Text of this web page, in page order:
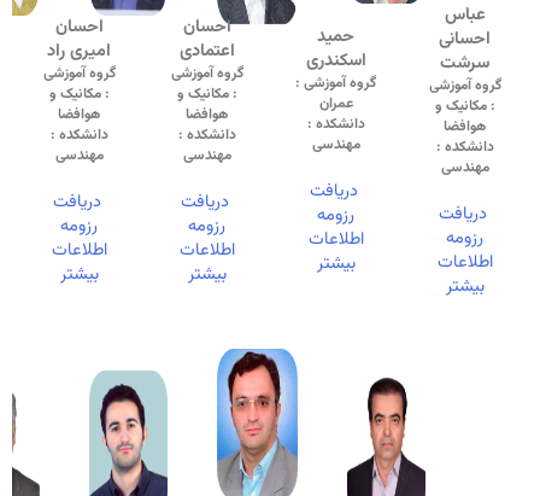
عباس
احسانی
سرشت
گروه آموزشی
: مکانیک و
هوافضا
دانشکده :
مهندسی
دریافت
رزومه
اطلاعات
بیشتر
حمید
اسکندری
گروه آموزشی :
عمران
دانشکده :
مهندسی
دریافت
رزومه
اطلاعات
بیشتر
احسان
اعتمادی
گروه آموزشی
: مکانیک و
هوافضا
دانشکده :
مهندسی
دریافت
رزومه
اطلاعات
بیشتر
احسان
امیری راد
گروه آموزشی
: مکانیک و
هوافضا
دانشکده :
مهندسی
دریافت
رزومه
اطلاعات
بیشتر